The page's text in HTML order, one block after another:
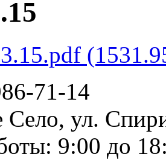
71-14
Село, ул.
9:00 до